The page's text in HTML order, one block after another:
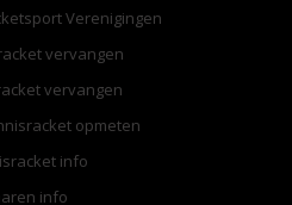
Verenigingen
vervangen
vervangen
opmeten
info
info